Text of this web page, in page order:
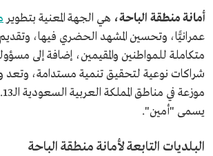
أمانة منطقة الباحة، هي الجهة المعنية بتطوير
عمرانيًّا، وتحسين المشهد الحضري فيها،
متكاملة للمواطنين والمقيمين، إضافة إلى
شراكات نوعية لتحقيق تنمية مستدامة، وتعد
يسمى "أمين".
البلديات التابعة لأمانة منطقة الباحة